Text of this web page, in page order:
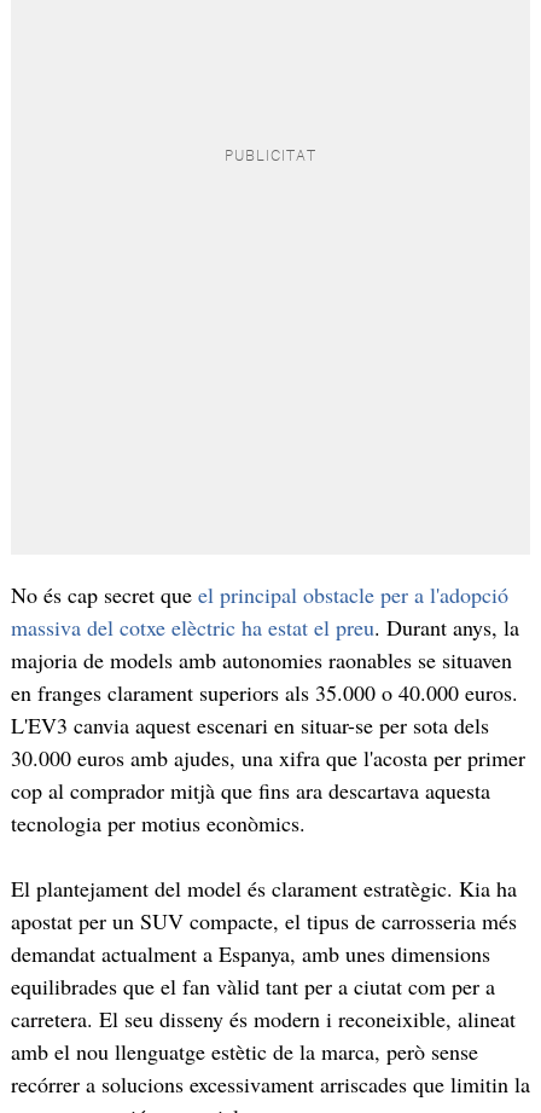
No és cap secret que el principal obstacle per a l'adopció
massiva del cotxe elèctric ha estat el preu. Durant anys, la
majoria de models amb autonomies raonables se situaven
en franges clarament superiors als 35.000 o 40.000 euros.
L'EV3 canvia aquest escenari en situar-se per sota dels
30.000 euros amb ajudes, una xifra que l'acosta per primer
cop al comprador mitjà que fins ara descartava aquesta
tecnologia per motius econòmics.
El plantejament del model és clarament estratègic. Kia ha
apostat per un SUV compacte, el tipus de carrosseria més
demandat actualment a Espanya, amb unes dimensions
equilibrades que el fan vàlid tant per a ciutat com per a
carretera. El seu disseny és modern i reconeixible, alineat
amb el nou llenguatge estètic de la marca, però sense
recórrer a solucions excessivament arriscades que limitin la